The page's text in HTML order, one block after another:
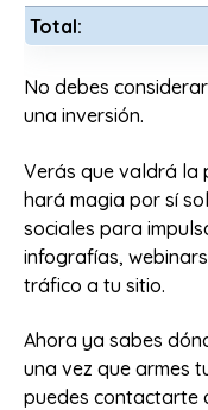
Total:
No debes
una inversión.
Verás que valdrá la
hará magia por sí
sociales para
infografías,
tráfico a tu sitio.
Ahora ya sabes
una vez que armes
puedes contactarte